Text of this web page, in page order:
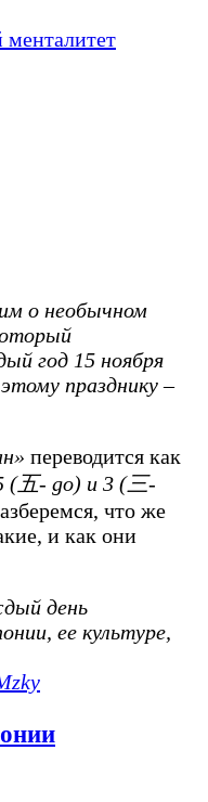
о необычном
год 15 ноября
празднику –
переводится как
(五- go) и 3 (三-
что же
и как они
день
ее культуре,